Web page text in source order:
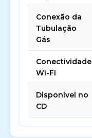
Conexão da
Tubulação
Gás
Conectividade
Wi-FI
Disponível no
CD